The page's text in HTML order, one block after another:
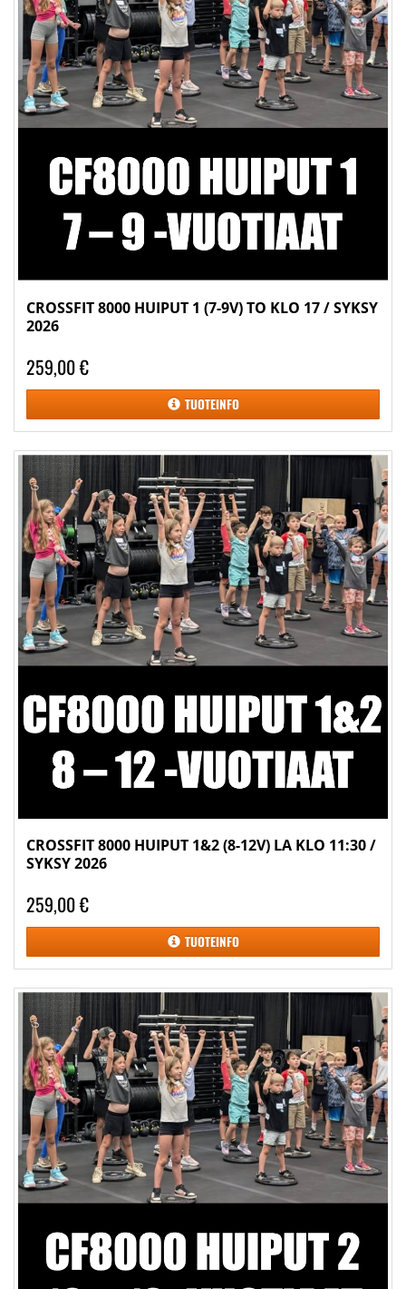
CROSSFIT 8000 HUIPUT 1 (7-9V) TO KLO 17 / SYKSY
2026
259,00 €
TUOTEINFO
CROSSFIT 8000 HUIPUT 1&2 (8-12V) LA KLO 11:30 /
SYKSY 2026
259,00 €
TUOTEINFO